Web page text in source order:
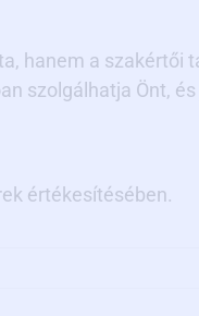
hanem a
szolgálhatja Önt,
értékesítésében.